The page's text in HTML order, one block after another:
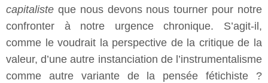
capitaliste que nous devons nous tourner pour notre
confronter à notre urgence chronique. S’agit-il,
comme le voudrait la perspective de la critique de la
valeur, d’une autre instanciation de l’instrumentalisme
comme autre variante de la pensée fétichiste ?